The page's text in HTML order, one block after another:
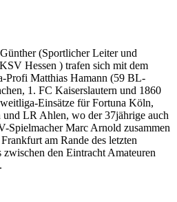
(Sportlicher Leiter und
Hessen ) trafen sich mit dem
Profi Matthias Hamann (59 BL-
1. FC Kaiserslautern und 1860
Einsätze für Fortuna Köln,
LR Ahlen, wo der 37jährige auch
Spielmacher Marc Arnold zusammen
am Rande des letzten
zwischen den Eintracht Amateuren